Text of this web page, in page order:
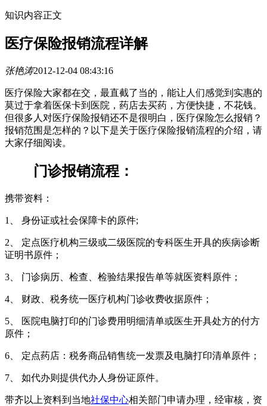
知识内容正文
医疗保险报销流程详解
张艳涛2012-12-04 08:43:16
医疗保险大家都在交，最直截了当的，能让人们感觉到实惠的
莫过于拿着医保卡到医院，药店去买药，方便快捷，不花钱。
但很多人对医疗保险报销还不是很明白，医疗保险怎么报销？
报销范围是怎样的？以下是关于医疗保险报销流程的介绍，请
大家仔细阅读。
门诊报销流程：
携带资料：
1、 身份证或社会保障卡的原件;
2、 定点医疗机构三级或二级医院的专科医生开具的疾病诊断
证明书原件；
3、 门诊病历、检查、检验结果报告单等就医资料原件；
4、 财政、税务统一医疗机构门诊收费收据原件；
5、 医院电脑打印的门诊费用明细清单或医生开具处方的付方
原件；
6、 定点药店：税务商品销售统一发票及电脑打印清单原件；
7、 如代办则提供代办人身份证原件。
带齐以上资料到当地社保中心相关部门申请办理，经审核，资